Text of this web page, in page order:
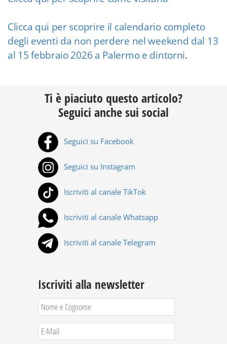
Clicca qui per scoprire il calendario completo
degli eventi da non perdere nel weekend dal 13
al 15 febbraio 2026 a Palermo e dintorni.
Ti è piaciuto questo articolo?
Seguici anche sui social
Seguici su Facebook
Seguici su Instagram
Iscriviti al canale TikTok
Iscriviti al canale Whatsapp
Iscriviti al canale Telegram
Iscriviti alla newsletter